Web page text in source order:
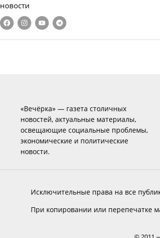
новости
«Вечёрка» — газета столичных
новостей, актуальные материалы,
освещающие социальные проблемы,
экономические и политические
новости.
Исключительные права на все
При копировании или перепечатке